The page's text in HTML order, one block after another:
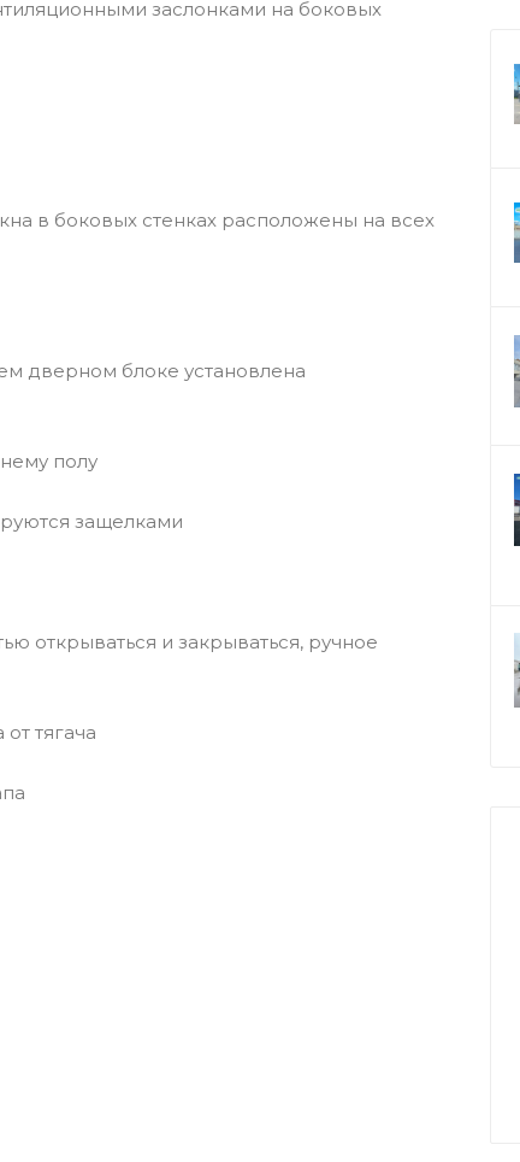
заслонками на боковых
в боковых стенках расположены на всех
дверном блоке установлена
полу
защелками
открываться и закрываться, ручное
тягача